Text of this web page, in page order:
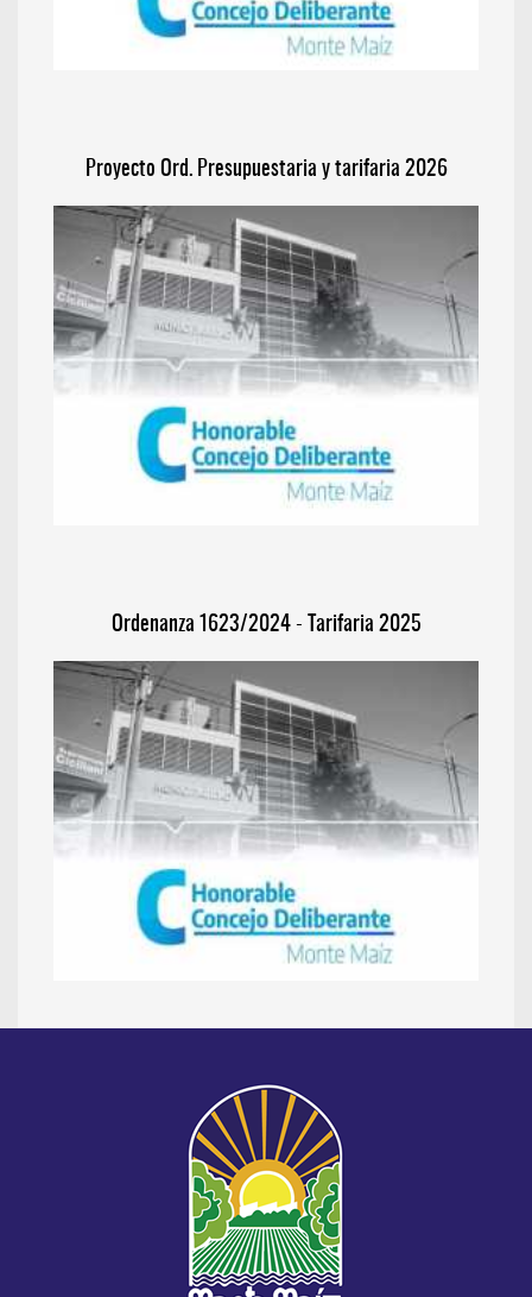
Proyecto Ord. Presupuestaria y tarifaria 2026
Ordenanza 1623/2024 - Tarifaria 2025